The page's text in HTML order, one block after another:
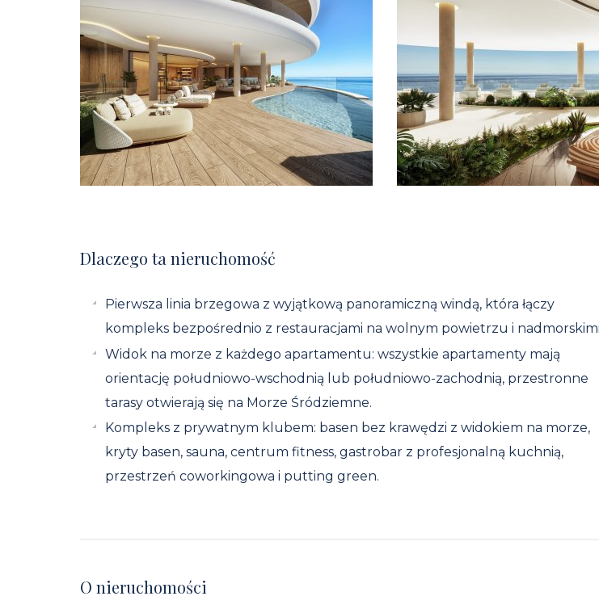
Dlaczego ta nieruchomość
Pierwsza linia brzegowa z wyjątkową panoramiczną windą, która łączy
kompleks bezpośrednio z restauracjami na wolnym powietrzu i
Widok na morze z każdego apartamentu: wszystkie apartamenty mają
orientację południowo-wschodnią lub południowo-zachodnią, przestronne
tarasy otwierają się na Morze Śródziemne.
Kompleks z prywatnym klubem: basen bez krawędzi z widokiem na morze,
kryty basen, sauna, centrum fitness, gastrobar z profesjonalną kuchnią,
przestrzeń coworkingowa i putting green.
O nieruchomości